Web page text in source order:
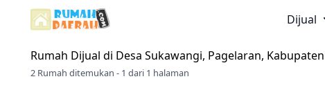
Dijual
Rumah Dijual di Desa Sukawangi, Pagelaran,
2 Rumah ditemukan - 1 dari 1 halaman